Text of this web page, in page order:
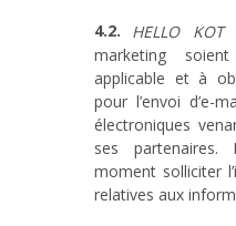
HELLO KOT
marketing
applicable et à
pour l’envoi d’e-
électroniques
ses
moment solliciter
relatives aux